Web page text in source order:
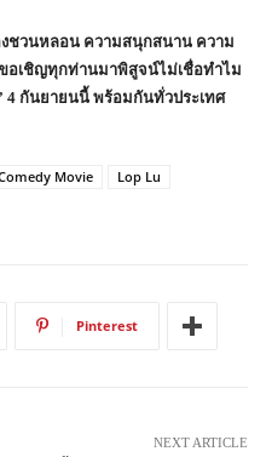
ชวนหลอน ความสนุกสนาน ความ
อเชิญทุกท่านมาพิสูจน์ไม่เชื่อทำไม
4 กันยายนนี้ พร้อมกันทั่วประเทศ
Movie
Lop Lu
Pinterest
NEXT ARTICLE